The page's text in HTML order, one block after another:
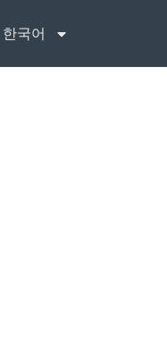
한국어